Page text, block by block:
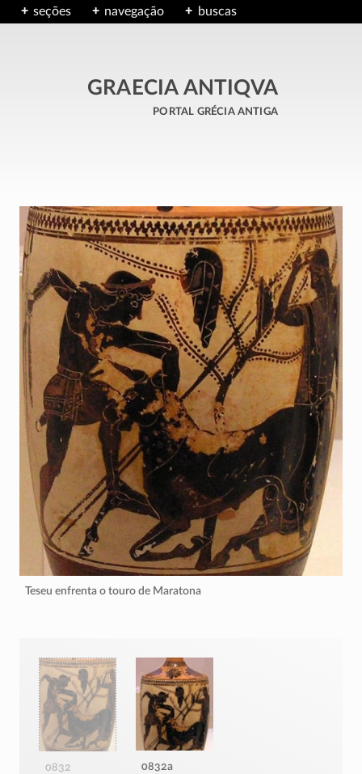
seções navegação buscas
GRAECIA ANTIQVA
portal grécia antiga
Teseu enfrenta o touro de Maratona
0832 0832a